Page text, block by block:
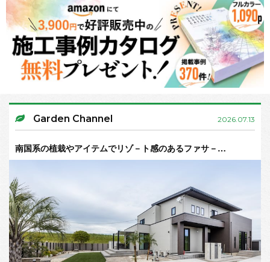
Garden Channel 2026.07.13
南国系の植栽やアイテムでリゾ－ト感のあるファサ－…